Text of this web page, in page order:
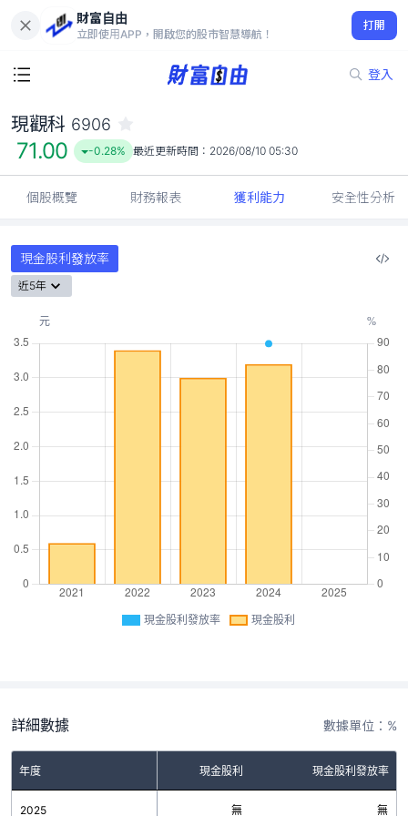
財富自由
立即使用APP，開啟您的股市智慧導航！
打開
登入
71.00
-0.28%
現觀科 6906
71.00 -0.28% 最近更新時間： 2026/08/10 05:30
個股概覽 財務報表 獲利能力 安全性分析
現金股利發放率
近5年
現金股利發放率 現金股利
詳細數據 數據單位：%
年度 現金股利 現金股利發放率
2025 無 無